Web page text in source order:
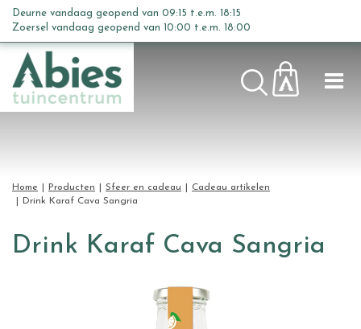
n
Home Producten Sfeer en cadeau
Cadeau artikelen
Drink Karaf Cava Sangria
Deurne vandaag geopend van 09:15 t.e.m. 18:15
Zoersel vandaag geopend van 10:00 t.e.m. 18:00
Drink Karaf Cava Sangria